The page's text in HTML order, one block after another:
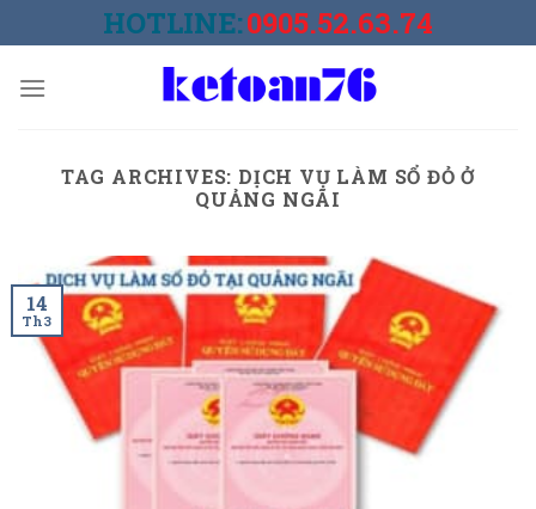
to
HOTLINE:0905.52.63.74
TAG ARCHIVES: DỊCH VỤ LÀM SỔ ĐỎ Ở
QUẢNG NGÃI
14
Th3